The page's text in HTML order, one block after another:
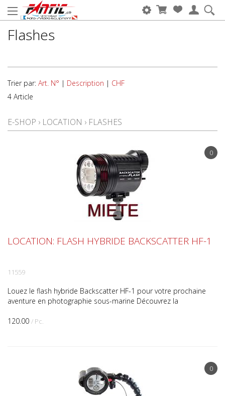
Flashes
Trier par: Art. N° | Description | CHF
4 Article
E-SHOP › LOCATION › FLASHES
0
120.00 / Pc.
LOCATION: FLASH HYBRIDE BACKSCATTER HF-1
11559
Louez le flash hybride Backscatter HF-1 pour votre prochaine
aventure en photographie sous-marine Découvrez la
0